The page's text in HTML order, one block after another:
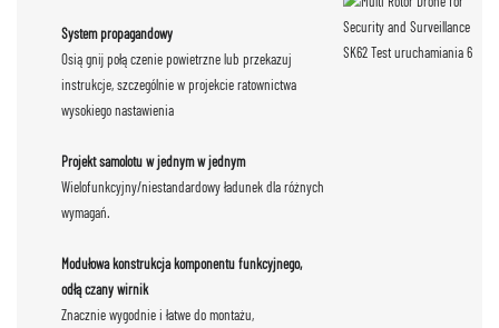
System propagandowy
Osiągnij połączenie powietrzne lub przekazuj
instrukcje, szczególnie w projekcie ratownictwa
wysokiego nastawienia
Projekt samolotu w jednym w jednym
Wielofunkcyjny/niestandardowy ładunek dla różnych
wymagań.
Modułowa konstrukcja komponentu funkcyjnego,
odłączany wirnik
Znacznie wygodnie i łatwe do montażu,